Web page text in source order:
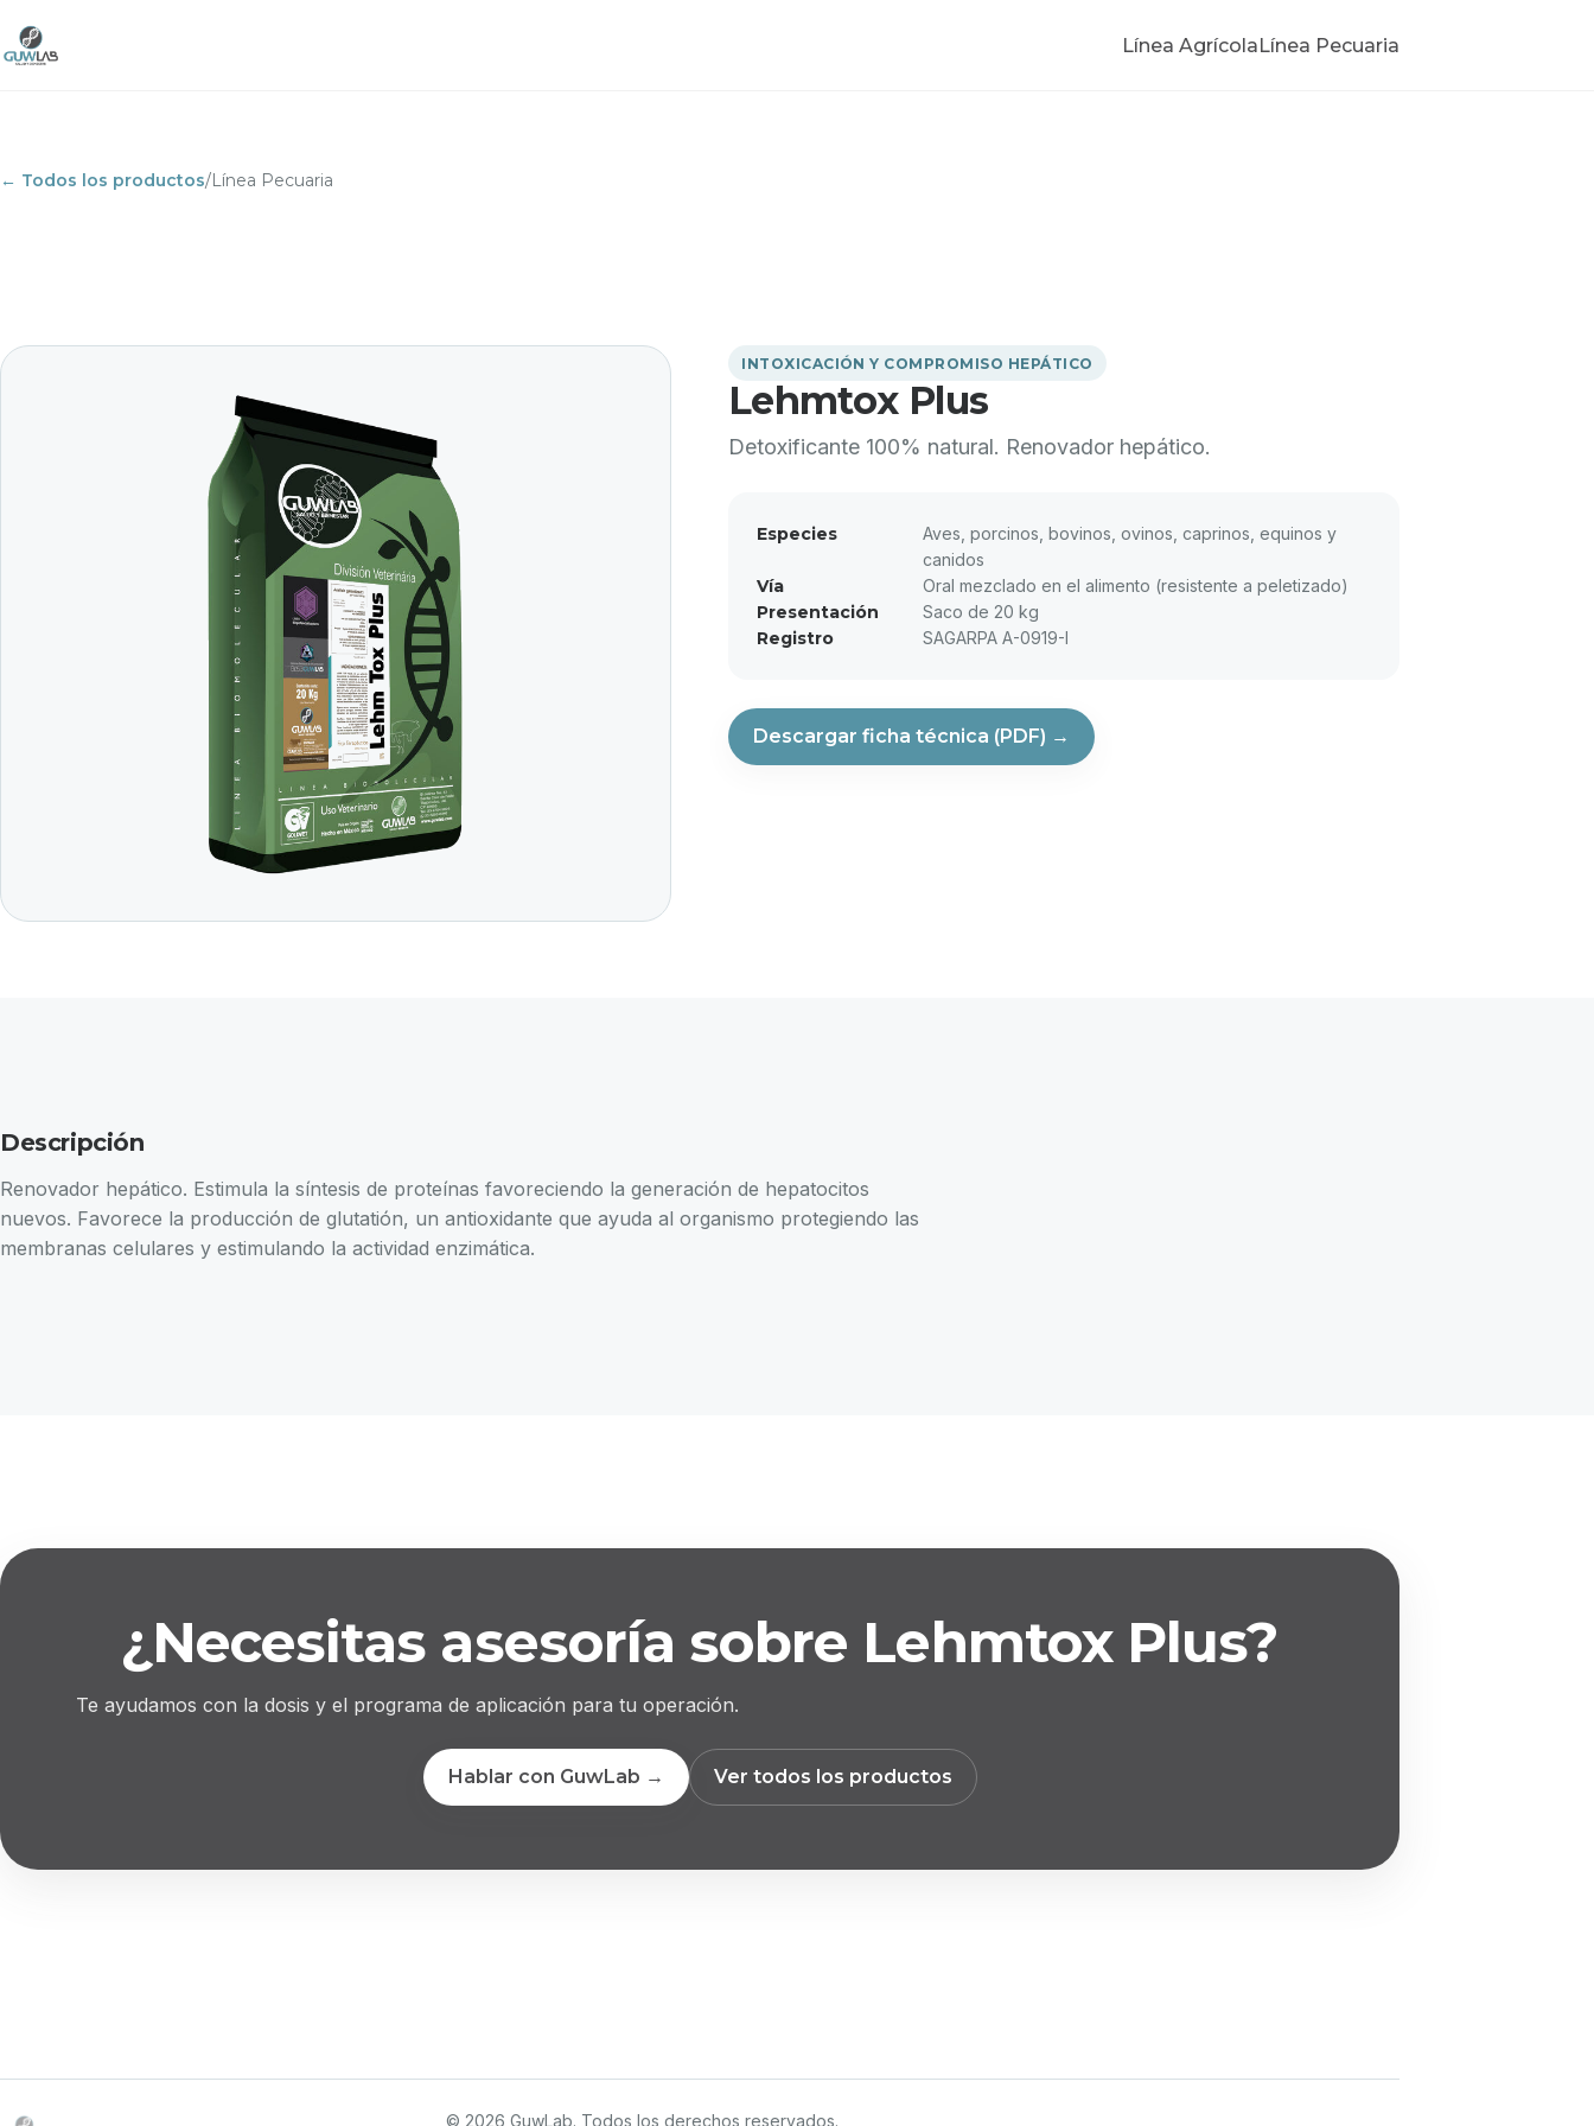
Línea AgrícolaLínea Pecuaria
← Todos los productos/Línea Pecuaria
INTOXICACIÓN Y COMPROMISO HEPÁTICO
Lehmtox Plus
Detoxificante 100% natural. Renovador hepático.
Especies
Aves, porcinos, bovinos, ovinos, caprinos, equinos y
canidos
Vía Oral mezclado en el alimento (resistente a peletizado)
Presentación Saco de 20 kg
Registro SAGARPA A-0919-I
Descargar ficha técnica (PDF) →
Descripción
Renovador hepático. Estimula la síntesis de proteínas favoreciendo la generación de hepatocitos
nuevos. Favorece la producción de glutatión, un antioxidante que ayuda al organismo protegiendo las
membranas celulares y estimulando la actividad enzimática.
¿Necesitas asesoría sobre Lehmtox Plus?
Te ayudamos con la dosis y el programa de aplicación para tu operación.
Hablar con GuwLab → Ver todos los productos
© 2026 GuwLab. Todos los derechos reservados.